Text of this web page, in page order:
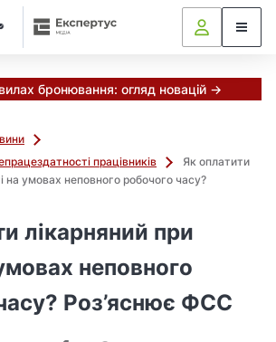
бронювання: огляд новацій →
працівників
Як оплатити
на умовах неповного робочого часу?
лікарняний при
неповного
Роз’яснює ФСС